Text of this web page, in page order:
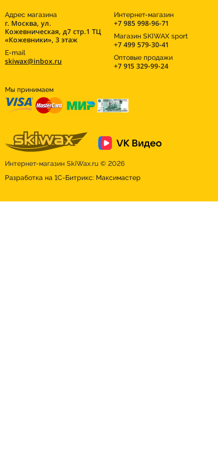
Интернет-магазин SkiWax.ru © 2026
Разработка на 1С-Битрикс: Максимастер
Адрес магазина
г. Москва, ул.
Кожевническая, д7 стр.1 ТЦ
«Кожевники», 3 этаж
E-mail
skiwax@inbox.ru
Интернет-магазин
+7 985 998-96-71
Магазин SKIWAX sport
+7 499 579-30-41
Оптовые продажи
+7 915 329-99-24
Мы принимаем